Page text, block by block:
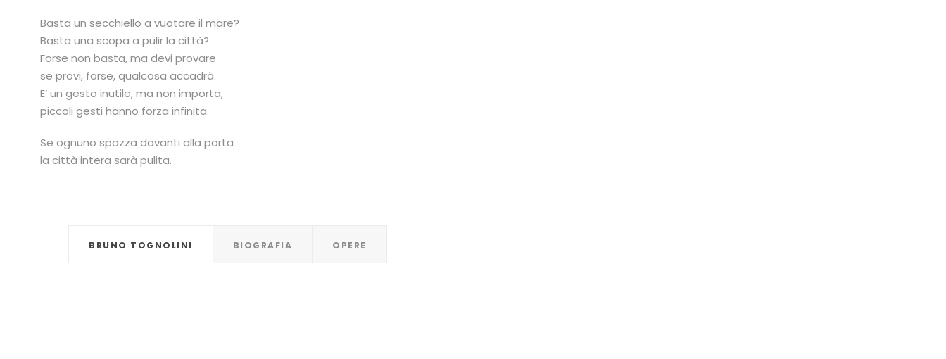
Basta un secchiello a vuotare il mare?
Basta una scopa a pulir la città?
Forse non basta, ma devi provare
se provi, forse, qualcosa accadrà.
E’ un gesto inutile, ma non importa,
piccoli gesti hanno forza infinita.
Se ognuno spazza davanti alla porta
la città intera sarà pulita.
BRUNO TOGNOLINI BIOGRAFIA OPERE